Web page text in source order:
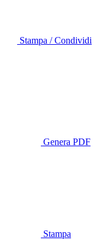
Stampa / Condividi
Genera PDF
Stampa